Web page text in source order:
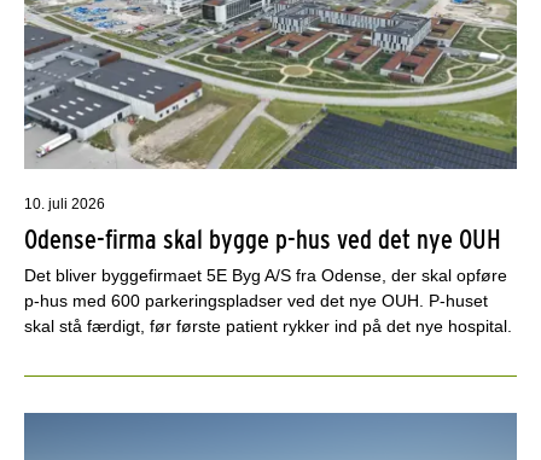
10. juli 2026
Odense-firma skal bygge p-hus ved det nye OUH
Det bliver byggefirmaet 5E Byg A/S fra Odense, der skal opføre
p-hus med 600 parkeringspladser ved det nye OUH. P-huset
skal stå færdigt, før første patient rykker ind på det nye hospital.